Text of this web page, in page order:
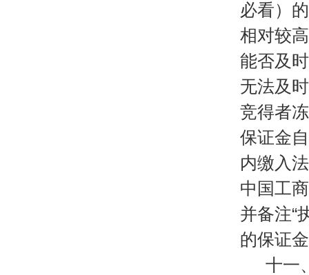
必看）
相对较
能否及
无法及
竞得者
保证金
内缴入
中国工
并备注“
的保证
十一